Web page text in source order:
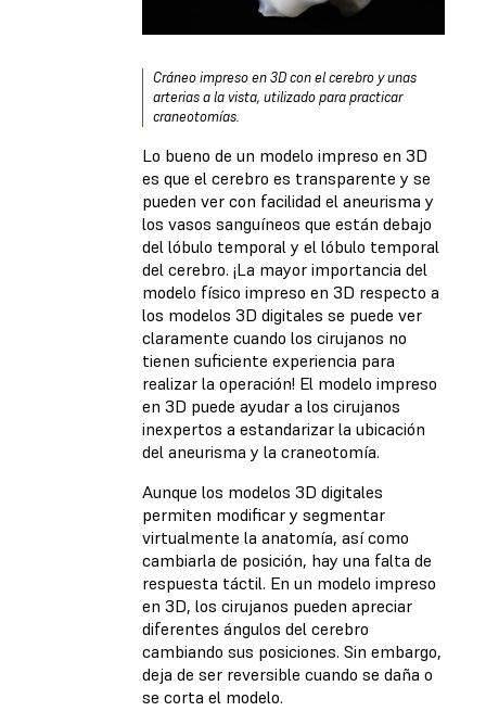
Cráneo impreso en 3D con el cerebro y unas
arterias a la vista, utilizado para practicar
craneotomías.
Lo bueno de un modelo impreso en 3D
es que el cerebro es transparente y se
pueden ver con facilidad el aneurisma y
los vasos sanguíneos que están debajo
del lóbulo temporal y el lóbulo temporal
del cerebro. ¡La mayor importancia del
modelo físico impreso en 3D respecto a
los modelos 3D digitales se puede ver
claramente cuando los cirujanos no
tienen suficiente experiencia para
realizar la operación! El modelo impreso
en 3D puede ayudar a los cirujanos
inexpertos a estandarizar la ubicación
del aneurisma y la craneotomía.
Aunque los modelos 3D digitales
permiten modificar y segmentar
virtualmente la anatomía, así como
cambiarla de posición, hay una falta de
respuesta táctil. En un modelo impreso
en 3D, los cirujanos pueden apreciar
diferentes ángulos del cerebro
cambiando sus posiciones. Sin embargo,
deja de ser reversible cuando se daña o
se corta el modelo.